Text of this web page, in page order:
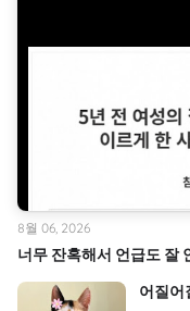
너무 잔혹해서 언급도 잘
8월 06, 2026
어질어